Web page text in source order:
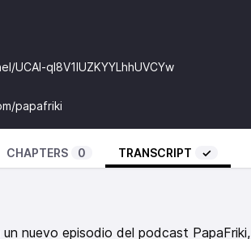
ql8V1IUZKYYLhhUVCYw
papafriki
CHAPTERS 0 TRANSCRIPT ✓
nuevo episodio del podcast PapaFriki,